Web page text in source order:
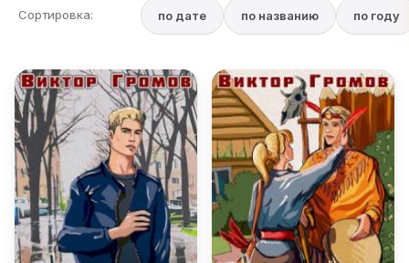
Сортировка: по дате по названию по году